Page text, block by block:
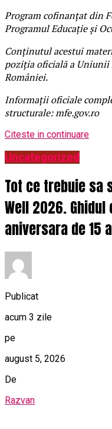
Program cofinanțat din
Programul Educație și
Conținutul acestui
poziția oficială a Uniunii
României.
Informații oficiale
structurale: mfe.gov.ro
Citeste in continuare
Uncategorized
Tot ce trebuie sa
Well 2026.
aniversara de 15
Publicat
acum 3 zile
pe
august 5, 2026
De
Razvan